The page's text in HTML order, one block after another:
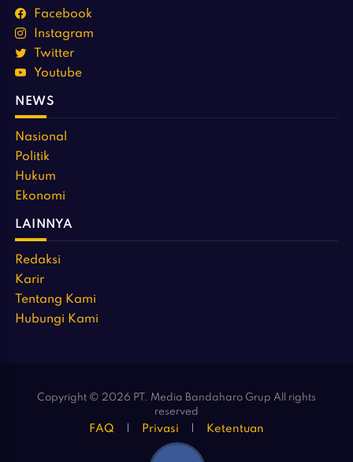
Facebook
Instagram
Twitter
Youtube
NEWS
Nasional
Politik
Hukum
Ekonomi
LAINNYA
Redaksi
Karir
Tentang Kami
Hubungi Kami
Copyright © 2026 PT. Media Bandaharo Grup All rights
reserved
FAQ Privasi Ketentuan